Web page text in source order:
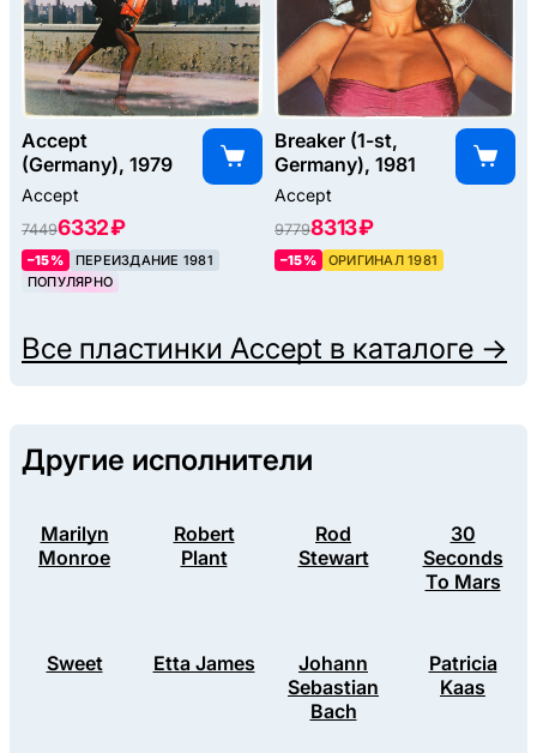
Accept
(Germany), 1979
Accept
74496332 ₽
–15%
ПЕРЕИЗДАНИЕ 1981
ПОПУЛЯРНО
Breaker (1-st,
Germany), 1981
Accept
97798313 ₽
–15% ОРИГИНАЛ 1981
Все пластинки Accept в каталоге →
Другие исполнители
Marilyn
Monroe
Robert
Plant
Rod
Stewart
30
Seconds
To Mars
Sweet Etta James
Johann
Sebastian
Bach
Patricia
Kaas